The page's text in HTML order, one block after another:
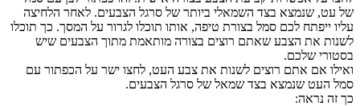
של עט, שנמצא בצד השמאלי ביותר של סרגל הצבעים. לאחר הלחיצה
עליו ייפתח לכם סמל בצורת טיפה, אותו תוכלו לגרור על המסך. כך תוכלו
לשנות את הצבע שאתם רוצים בצורה מותאמת מתוך הצבעים שיש
בסטורי שלכם.
ואילו אם אתם רוצים לשנות את צבע העט, לחצו ישר על הכפתור עם
סמל העט שנמצא בצד שמאל של סרגל הצבעים.
כך זה נראה: